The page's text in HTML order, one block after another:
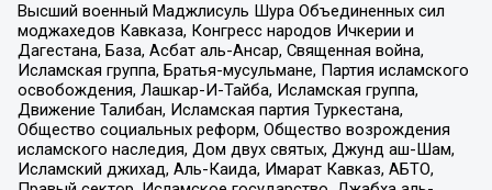
Высший военный Маджлисуль Шура Объединенных сил
моджахедов Кавказа, Конгресс народов Ичкерии и
Дагестана, База, Асбат аль-Ансар, Священная война,
Исламская группа, Братья-мусульмане, Партия исламского
освобождения, Лашкар-И-Тайба, Исламская группа,
Движение Талибан, Исламская партия Туркестана,
Общество социальных реформ, Общество возрождения
исламского наследия, Дом двух святых, Джунд аш-Шам,
Исламский джихад, Аль-Каида, Имарат Кавказ, АБТО,